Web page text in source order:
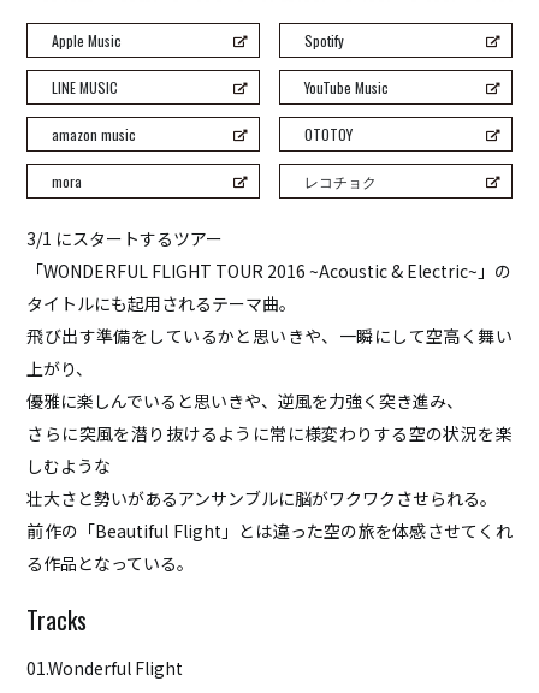
BimBamBoom
Kent Kakitsubata
PE’Z
suzumoku
東京ヒップホップ
COOL DRIVE
MONSTER TAI-RIKU
HOME
ABOUT
ACCESS
CONTACT
3/1 にスタートするツアー
「WONDERFUL FLIGHT TOUR 2016 ~Acoustic & Electric~」の
タイトルにも起用されるテーマ曲。
飛び出す準備をしているかと思いきや、一瞬にして空高く舞い
上がり、
優雅に楽しんでいると思いきや、逆風を力強く突き進み、
さらに突風を潜り抜けるように常に様変わりする空の状況を楽
しむような
壮大さと勢いがあるアンサンブルに脳がワクワクさせられる。
前作の「Beautiful Flight」とは違った空の旅を体感させてくれ
る作品となっている。
01.Wonderful Flight
Apple Music Spotify
LINE MUSIC YouTube Music
amazon music OTOTOY
mora レコチョク